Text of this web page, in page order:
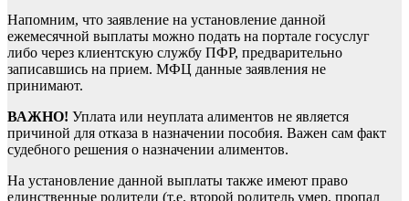
Напомним, что заявление на установление данной
ежемесячной выплаты можно подать на портале госуслуг
либо через клиентскую службу ПФР, предварительно
записавшись на прием. МФЦ данные заявления не
принимают.
ВАЖНО! Уплата или неуплата алиментов не является
причиной для отказа в назначении пособия. Важен сам факт
судебного решения о назначении алиментов.
На установление данной выплаты также имеют право
единственные родители (т.е. второй родитель умер, пропал